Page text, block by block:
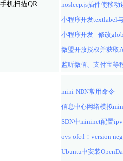
手机扫描QR
nosleep.js插件使移
小程序开发textlabel
小程序开发 - 修改
微盟开放授权并获取
mini-NDN常用命令
信息中心网络模拟
SDN中mininet配置
ovs-ofctl：version
Ubuntu中安装